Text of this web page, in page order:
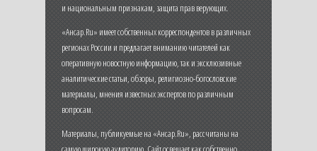
и национальным признакам, защита прав верующих.
«Ансар.Ru» имеет собственных корреспондентов в различных
регионах России и предлагает вниманию читателей как
оперативную новостную информацию, так и эксклюзивные
аналитические статьи, обзоры, религиозно-богословские
материалы, мнения известных экспертов по различным
вопросам.
Материалы, публикуемые на «Ансар.Ru», рассчитаны на